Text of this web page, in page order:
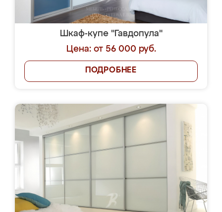
Шкаф-купе "Гавдопула"
Цена: от 56 000 руб.
ПОДРОБНЕЕ